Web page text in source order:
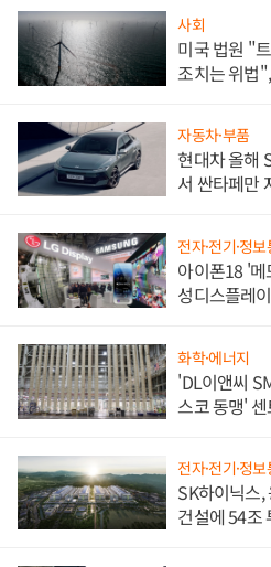
사회
미국 법원 "
조치는 위법
자동차·부품
현대차 올해
서 싼타페만
전자·전기·정보
아이폰18 '메
성디스플레
화학·에너지
'DL이앤씨
스코 동맹'
전자·전기·정보
SK하이닉스,
건설에 54조